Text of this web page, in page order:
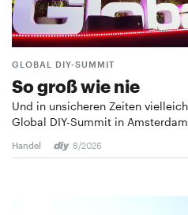
GLOBAL DIY-SUMMIT
So groß wie nie
Und in unsicheren Zeiten
Global DIY-Summit in
Handel 8/2026